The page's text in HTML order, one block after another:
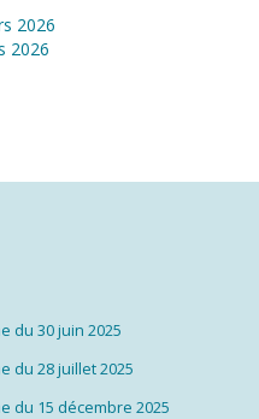
2026
2026
du 30 juin 2025
du 28 juillet 2025
du 15 décembre 2025